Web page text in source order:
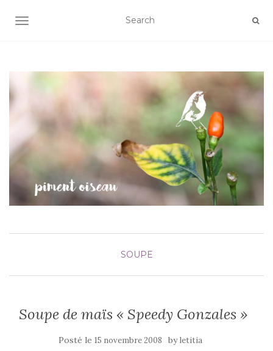
AFFICHER/MASQUER LA NAVIGATION
SOUPE
Soupe de maïs « Speedy Gonzales »
Posté le 15 novembre 2008 byletitia